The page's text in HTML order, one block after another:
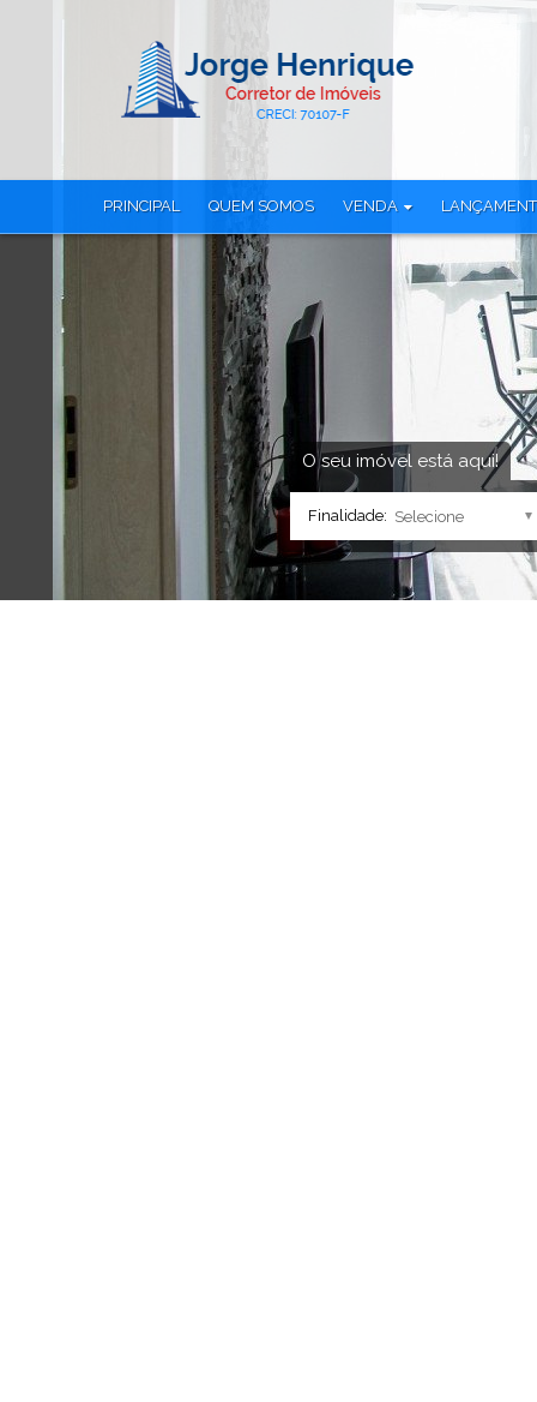
PRINCIPAL QUEM SOMOS VENDA
Apartamento Alto Padrão (1)
Apartamento Duplex (1)
Casa em Condomínio (16)
Loja (6)
Sala Comercial (3)
Studio (12)
Terreno (5)
Apartamento
Apartamento
Casa em
Cobertura (29)
Cobertura
Sala
Studio (28)
Terreno (8)
O seu imóvel está aqui!
Finalidade: